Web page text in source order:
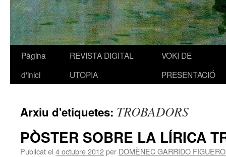
Vés
Pàgina
d'inici
REVISTA DIGITAL
UTOPIA
VOKI DE
PRESENTACIÓ
Arxiu d'etiquetes: TROBADORS
PÒSTER SOBRE LA LÍRICA
Publicat el 4 octubre 2012per DOMÈNEC GARRIDO